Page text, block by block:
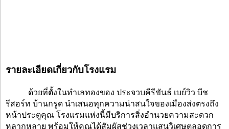
รายละเอียดเกี่ยวกับโรงแรม
ด้วยที่ตั้งในทำเลทองของ ประจวบคีรีขันธ์ เบย์วิว บีช
รีสอร์ท บ้านกรูด นำเสนอทุกความน่าสนใจของเมืองส่งตรงถึง
หน้าประตูคุณ โรงแรมแห่งนี้มีบริการสิ่งอำนวยความสะดวก
หลากหลาย พร้อมให้คุณได้สัมผัสช่วงเวลาแสนวิเศษตลอดการ